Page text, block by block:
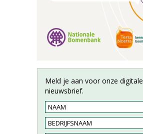
Meld je aan voor onze digitale
nieuwsbrief.